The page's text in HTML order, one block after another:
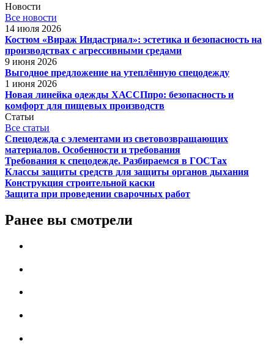
Новости
Все новости
14 июля 2026
Костюм «Вираж Индастриал»: эстетика и безопасность на
производствах с агрессивными средами
9 июня 2026
Выгодное предложение на утеплённую спецодежду
1 июня 2026
Новая линейка одежды ХАССПпро: безопасность и
комфорт для пищевых производств
Статьи
Все статьи
Спецодежда с элементами из световозвращающих
материалов. Особенности и требования
Требования к спецодежде. Разбираемся в ГОСТах
Классы защиты средств для защиты органов дыхания
Конструкция строительной каски
Защита при проведении сварочных работ
Ранее вы смотрели